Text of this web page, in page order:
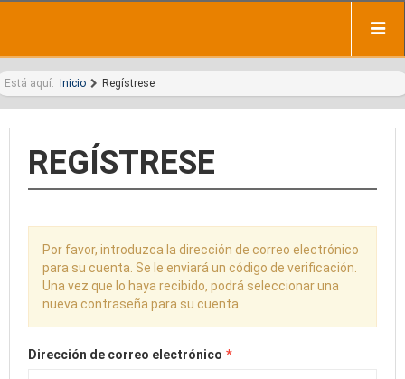
Está aquí: Inicio Regístrese
REGÍSTRESE
Por favor, introduzca la dirección de correo electrónico
para su cuenta. Se le enviará un código de verificación.
Una vez que lo haya recibido, podrá seleccionar una
nueva contraseña para su cuenta.
Dirección de correo electrónico *